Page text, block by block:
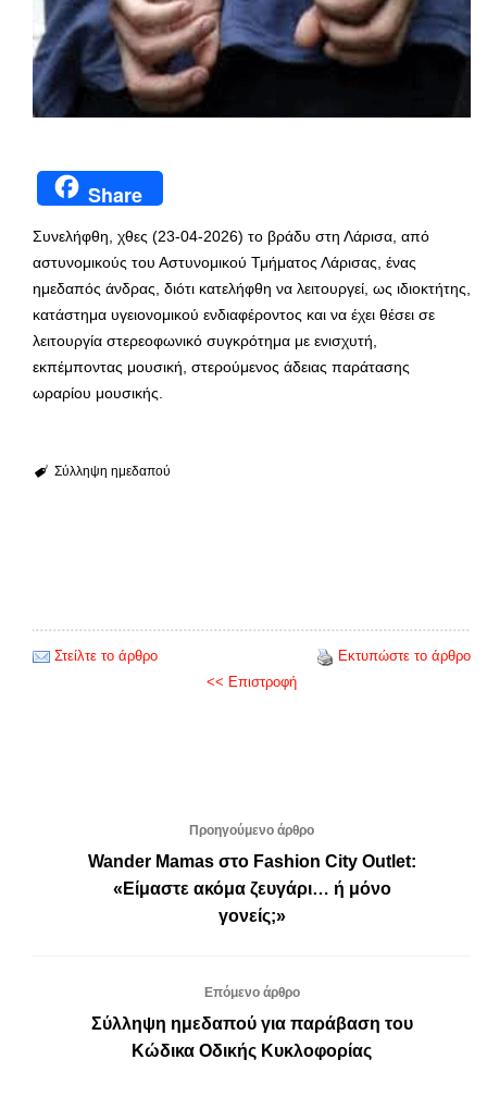
Share
Συνελήφθη, χθες (23-04-2026) το βράδυ στη Λάρισα, από
αστυνομικούς του Αστυνομικού Τμήματος Λάρισας, ένας
ημεδαπός άνδρας, διότι κατελήφθη να λειτουργεί, ως ιδιοκτήτης,
κατάστημα υγειονομικού ενδιαφέροντος και να έχει θέσει σε
λειτουργία στερεοφωνικό συγκρότημα με ενισχυτή,
εκπέμποντας μουσική, στερούμενος άδειας παράτασης
ωραρίου μουσικής.
Σύλληψη ημεδαπού
Στείλτε το άρθρο
Εκτυπώστε το άρθρο
<< Επιστροφή
Προηγούμενο άρθρο
Wander Mamas στο Fashion City Outlet:
«Είμαστε ακόμα ζευγάρι… ή μόνο
γονείς;»
Επόμενο άρθρο
Σύλληψη ημεδαπού για παράβαση του
Κώδικα Οδικής Κυκλοφορίας